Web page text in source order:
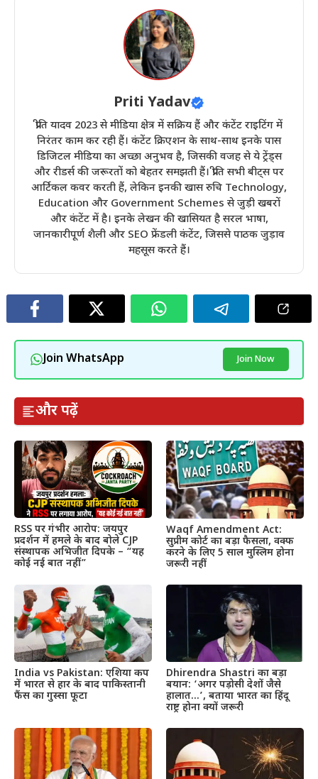
Priti Yadav
प्रीति यादव 2023 से मीडिया क्षेत्र में सक्रिय हैं और कंटेंट राइटिंग में
निरंतर काम कर रही हैं। कंटेंट क्रिएशन के साथ-साथ इनके पास
डिजिटल मीडिया का अच्छा अनुभव है, जिसकी वजह से ये ट्रेंड्स
और रीडर्स की जरूरतों को बेहतर समझती हैं। प्रीति सभी बीट्स पर
आर्टिकल कवर करती हैं, लेकिन इनकी खास रुचि Technology,
Education और Government Schemes से जुड़ी खबरों
और कंटेंट में है। इनके लेखन की खासियत है सरल भाषा,
जानकारीपूर्ण शैली और SEO फ्रेंडली कंटेंट, जिससे पाठक जुड़ाव
महसूस करते हैं।
Join WhatsApp Join Now
और पढ़ें
RSS पर गंभीर आरोप: जयपुर
प्रदर्शन में हमले के बाद बोले CJP
संस्थापक अभिजीत दिपके – “यह
कोई नई बात नहीं”
Waqf Amendment Act:
सुप्रीम कोर्ट का बड़ा फैसला, वक्फ
करने के लिए 5 साल मुस्लिम होना
जरूरी नहीं
India vs Pakistan: एशिया कप
में भारत से हार के बाद पाकिस्तानी
फैंस का गुस्सा फूटा
Dhirendra Shastri का बड़ा
बयान: ‘अगर पड़ोसी देशों जैसे
हालात…’, बताया भारत का हिंदू
राष्ट्र होना क्यों जरूरी